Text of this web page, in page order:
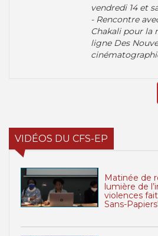
vendredi 14 et
- Rencontre
Chakali pour la
ligne Des
VIDÉOS DU CFS-EP
Matinée de
lumière de
violences
Sans-